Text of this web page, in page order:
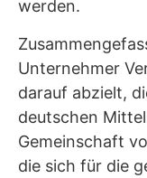
werden.
Unternehmer
darauf abzielt,
deutschen
Gemeinschaft
die sich für die